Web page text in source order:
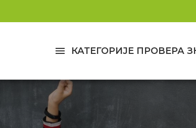
menu КАТЕГОРИЈЕ ПРОВЕРА